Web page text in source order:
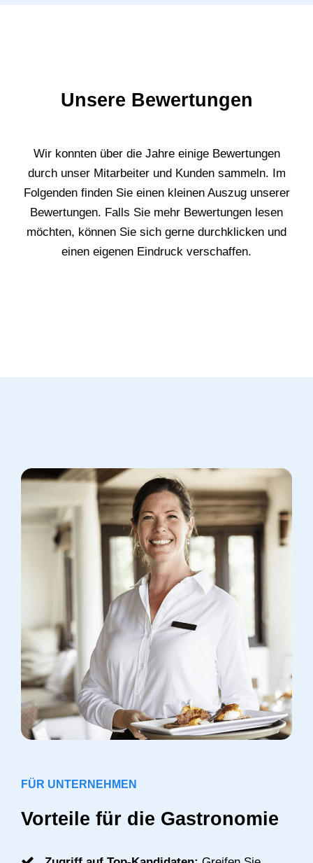
Unsere Bewertungen
Wir konnten über die Jahre einige Bewertungen
durch unser Mitarbeiter und Kunden sammeln. Im
Folgenden finden Sie einen kleinen Auszug unserer
Bewertungen. Falls Sie mehr Bewertungen lesen
möchten, können Sie sich gerne durchklicken und
einen eigenen Eindruck verschaffen.
FÜR UNTERNEHMEN
Vorteile für die Gastronomie